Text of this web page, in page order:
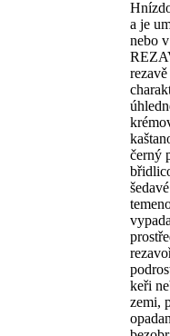
a je
nebo
černý
keři
zemi,